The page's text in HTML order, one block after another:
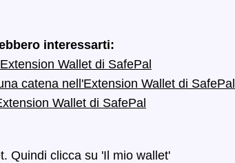
interessarti:
Wallet di SafePal
catena nell'Extension Wallet di SafePal
Wallet di SafePal
Quindi clicca su 'Il mio wallet'